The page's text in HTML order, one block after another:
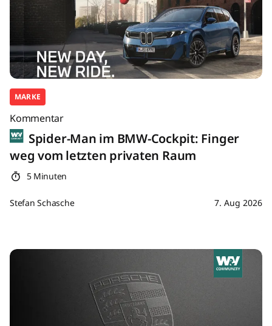
MARKE
Kommentar
Spider-Man im BMW-Cockpit: Finger
weg vom letzten privaten Raum
5 Minuten
Stefan Schasche 7. Aug 2026